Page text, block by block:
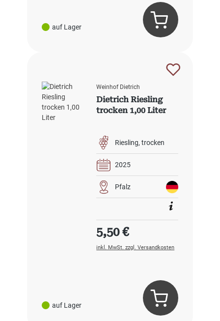
auf Lager
auf Lager
Weinhof Dietrich
Dietrich Riesling
trocken 1,00 Liter
Riesling trocken
2025
Pfalz
Regulärer Preis:
5,50 €
inkl. MwSt. zzgl. Versandkosten